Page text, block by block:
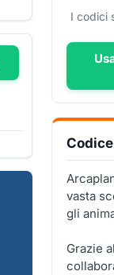
I codici
vasta
gli
Grazie